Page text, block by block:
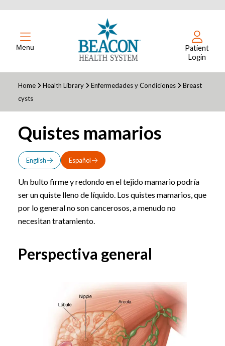
Menu
Patient
Login
Home Health Library Enfermedades y Condiciones
Breast
cysts
Quistes mamarios
English Español
Un bulto firme y redondo en el tejido mamario podría
ser un quiste lleno de líquido. Los quistes mamarios, que
por lo general no son cancerosos, a menudo no
necesitan tratamiento.
Perspectiva general